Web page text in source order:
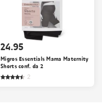
24.95
Migros Essentials Mama Maternity
Shorts conf. da 2
2